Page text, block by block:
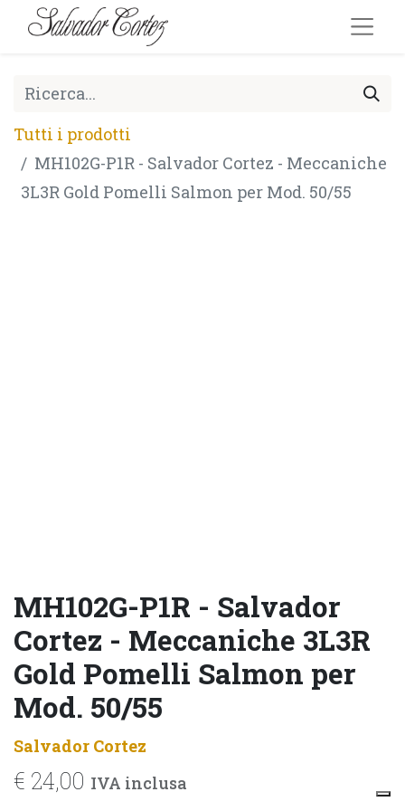
Tutti i prodotti
MH102G-P1R - Salvador Cortez - Meccaniche
3L3R Gold Pomelli Salmon per Mod. 50/55
MH102G-P1R - Salvador
Cortez - Meccaniche 3L3R
Gold Pomelli Salmon per
Mod. 50/55
Salvador Cortez
€ 24,00 IVA inclusa